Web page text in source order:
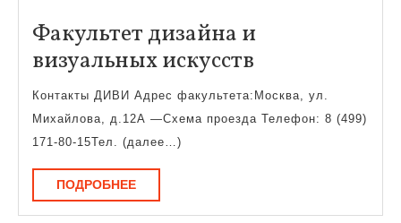
Факультет дизайна и
визуальных искусств
дизайна
и
Контакты ДИВИ Адрес факультета:Москва, ул.
Михайлова, д.12А —Схема проезда Телефон: 8 (499)
171-80-15Тел. (далее…)
ПОДРОБНЕЕПОДРОБНЕЕ